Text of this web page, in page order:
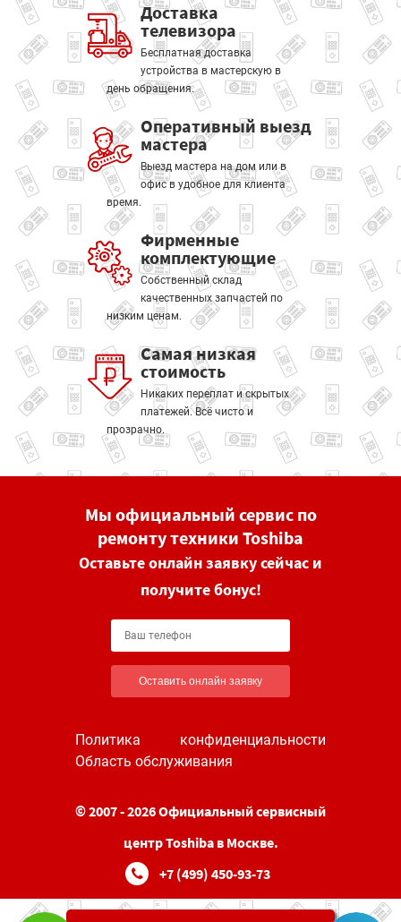
Доставка
телевизора
Бесплатная доставка
устройства в мастерскую в
день обращения.
Оперативный выезд
мастера
Выезд мастера на дом или в
офис в удобное для клиента
время.
Фирменные
комплектующие
Собственный склад
качественных запчастей по
низким ценам.
Самая низкая
стоимость
Никаких переплат и скрытых
платежей. Всё чисто и
прозрачно.
Мы официальный сервис по
ремонту техники Toshiba
Оставьте онлайн заявку сейчас и
получите бонус!
Оставить онлайн заявку
Политика конфиденциальности
Область обслуживания
© 2007 - 2026 Официальный сервисный
центр Toshiba в Москве.
+7 (499) 450-93-73